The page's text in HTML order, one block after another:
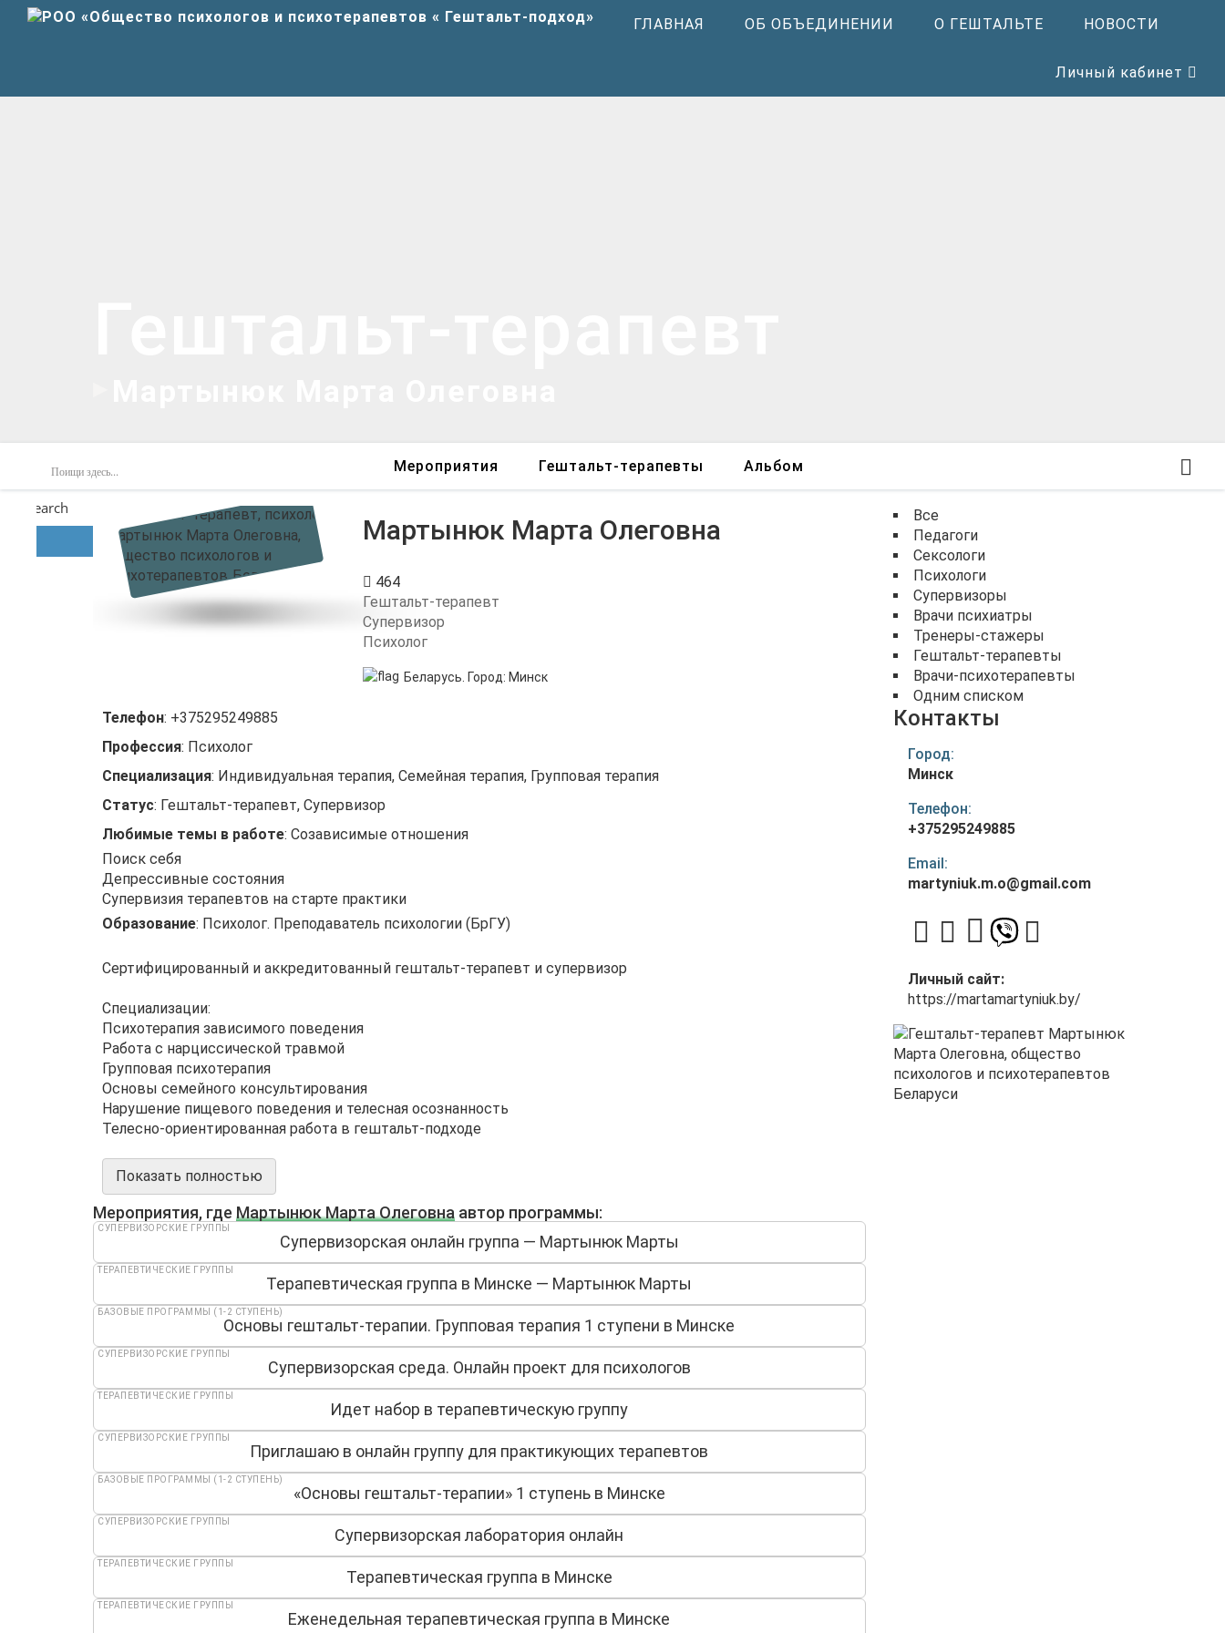
ГЛАВНАЯ ОБ ОБЪЕДИНЕНИИ О ГЕШТАЛЬТЕ НОВОСТИ
Личный кабинет
Search
Search!
Мероприятия Гештальт-терапевты Альбом
Мартынюк Марта Олеговна
464
Гештальт-терапевт
Супервизор
Психолог
Беларусь. Город: Минск
Телефон: +375295249885
Профессия: Психолог
Специализация: Индивидуальная терапия, Семейная терапия, Групповая терапия
Статус: Гештальт-терапевт, Супервизор
Любимые темы в работе: Созависимые отношения
Поиск себя
Депрессивные состояния
Супервизия терапевтов на старте практики
Образование: Психолог. Преподаватель психологии (БрГУ)
Сертифицированный и аккредитованный гештальт-терапевт и супервизор
Специализации:
Психотерапия зависимого поведения
Работа с нарциссической травмой
Групповая психотерапия
Основы семейного консультирования
Нарушение пищевого поведения и телесная осознанность
Телесно-ориентированная работа в гештальт-подходе
Показать полностью
Мероприятия, где Мартынюк Марта Олеговна автор программы:
Супервизорская онлайн группа — Мартынюк Марты
СУПЕРВИЗОРСКИЕ ГРУППЫ
Терапевтическая группа в Минске — Мартынюк Марты
ТЕРАПЕВТИЧЕСКИЕ ГРУППЫ
Основы гештальт-терапии. Групповая терапия 1 ступени в Минске
БАЗОВЫЕ ПРОГРАММЫ (1-2 СТУПЕНЬ)
Супервизорская среда. Онлайн проект для психологов
СУПЕРВИЗОРСКИЕ ГРУППЫ
Идет набор в терапевтическую группу
ТЕРАПЕВТИЧЕСКИЕ ГРУППЫ
Приглашаю в онлайн группу для практикующих терапевтов
СУПЕРВИЗОРСКИЕ ГРУППЫ
«Основы гештальт-терапии» 1 ступень в Минске
БАЗОВЫЕ ПРОГРАММЫ (1-2 СТУПЕНЬ)
Супервизорская лаборатория онлайн
СУПЕРВИЗОРСКИЕ ГРУППЫ
Терапевтическая группа в Минске
ТЕРАПЕВТИЧЕСКИЕ ГРУППЫ
Еженедельная терапевтическая группа в Минске
ТЕРАПЕВТИЧЕСКИЕ ГРУППЫ
Все
Педагоги
Сексологи
Психологи
Супервизоры
Врачи психиатры
Тренеры-стажеры
Гештальт-терапевты
Врачи-психотерапевты
Одним списком
Контакты
Город:
Минск
Телефон:
+375295249885
Email:
martyniuk.m.o@gmail.com
Личный сайт:
https://martamartyniuk.by/